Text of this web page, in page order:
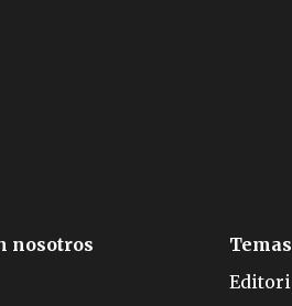
nosotros
Temas